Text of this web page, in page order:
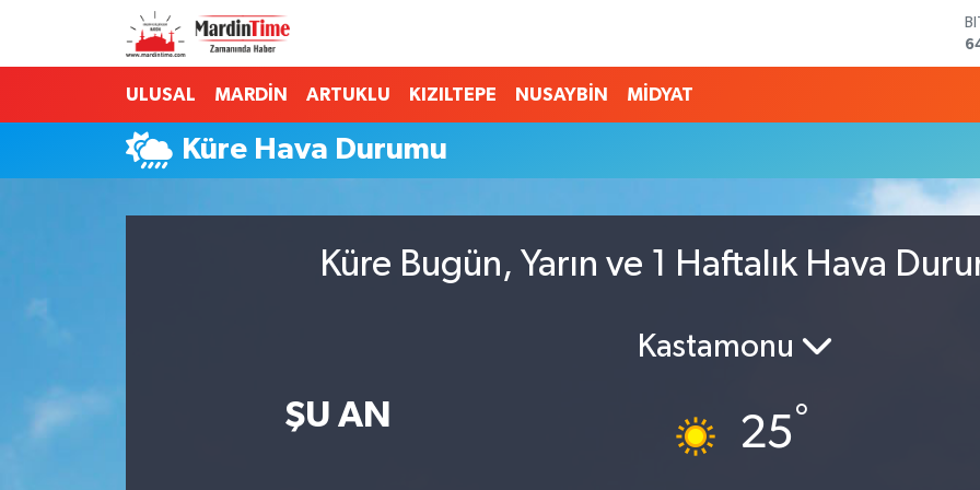
ULUSAL MARDİN ARTUKLU KIZILTEPE NUSAYBİN MİDYAT
Küre Hava Durumu
Küre Bugün, Yarın ve 1 Haftalık Hava
ŞU AN
Kastamonu
25°
Mardin Nöbetçi Eczaneler
Mardin Hava Durumu
Mardin Trafik Yoğunluk Haritası